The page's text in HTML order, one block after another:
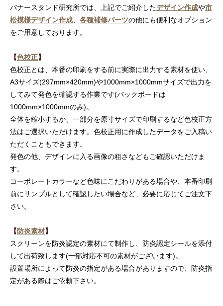
バナースタンド研究所では、上記でご紹介したデザイン作成や市
松模様デザイン作成
各種補修パーツの他にも便利なオプション
をご用意しております。
【色校正】
色校正とは、本番の印刷をする前に実際に出力する素材を使い、
A3サイズ(297mm×420mm)や1000mm×1000mmサイズで出力を
してみて発色を確認する作業です(バックボードは
1000mm×1000mmのみ)。
全体を縮小するか、一部分を原寸サイズで印刷するなど色校正方
法はご選択いただけます。色校正用に作成したデータをご入稿い
ただくこともできます。
発色の他、デザインに入る画像の粗さなどもご確認いただけま
す。
コーポレートカラーなど色味にこだわりがある場合や、本番印刷
前にサンプルとして確認したい場合など、必要に応じてご注文下
さい。
【防炎素材】
スクリーンを防炎認定の素材にて制作し、防炎認定シールを添付
して出荷致します(一部対応不可の素材がございます)。
設置場所によって防炎の指定がある場合がありますので、防炎指
定がある際はご依頼下さい。